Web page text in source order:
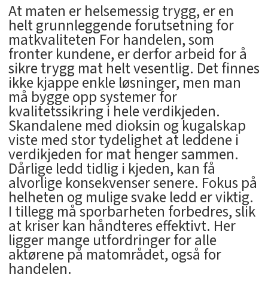
At maten er helsemessig trygg, er en
helt grunnleggende forutsetning for
matkvaliteten For handelen, som
fronter kundene, er derfor arbeid for å
sikre trygg mat helt vesentlig. Det finnes
ikke kjappe enkle løsninger, men man
må bygge opp systemer for
kvalitetssikring i hele verdikjeden.
Skandalene med dioksin og kugalskap
viste med stor tydelighet at leddene i
verdikjeden for mat henger sammen.
Dårlige ledd tidlig i kjeden, kan få
alvorlige konsekvenser senere. Fokus på
helheten og mulige svake ledd er viktig.
I tillegg må sporbarheten forbedres, slik
at kriser kan håndteres effektivt. Her
ligger mange utfordringer for alle
aktørene på matområdet, også for
handelen.